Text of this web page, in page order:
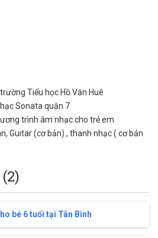
Tiểu học Hồ Văn Huê
Sonata quận 7
trình âm nhạc cho trẻ em
Guitar (cơ bản) , thanh nhạc ( cơ bản
bé 6 tuổi tại Tân Bình